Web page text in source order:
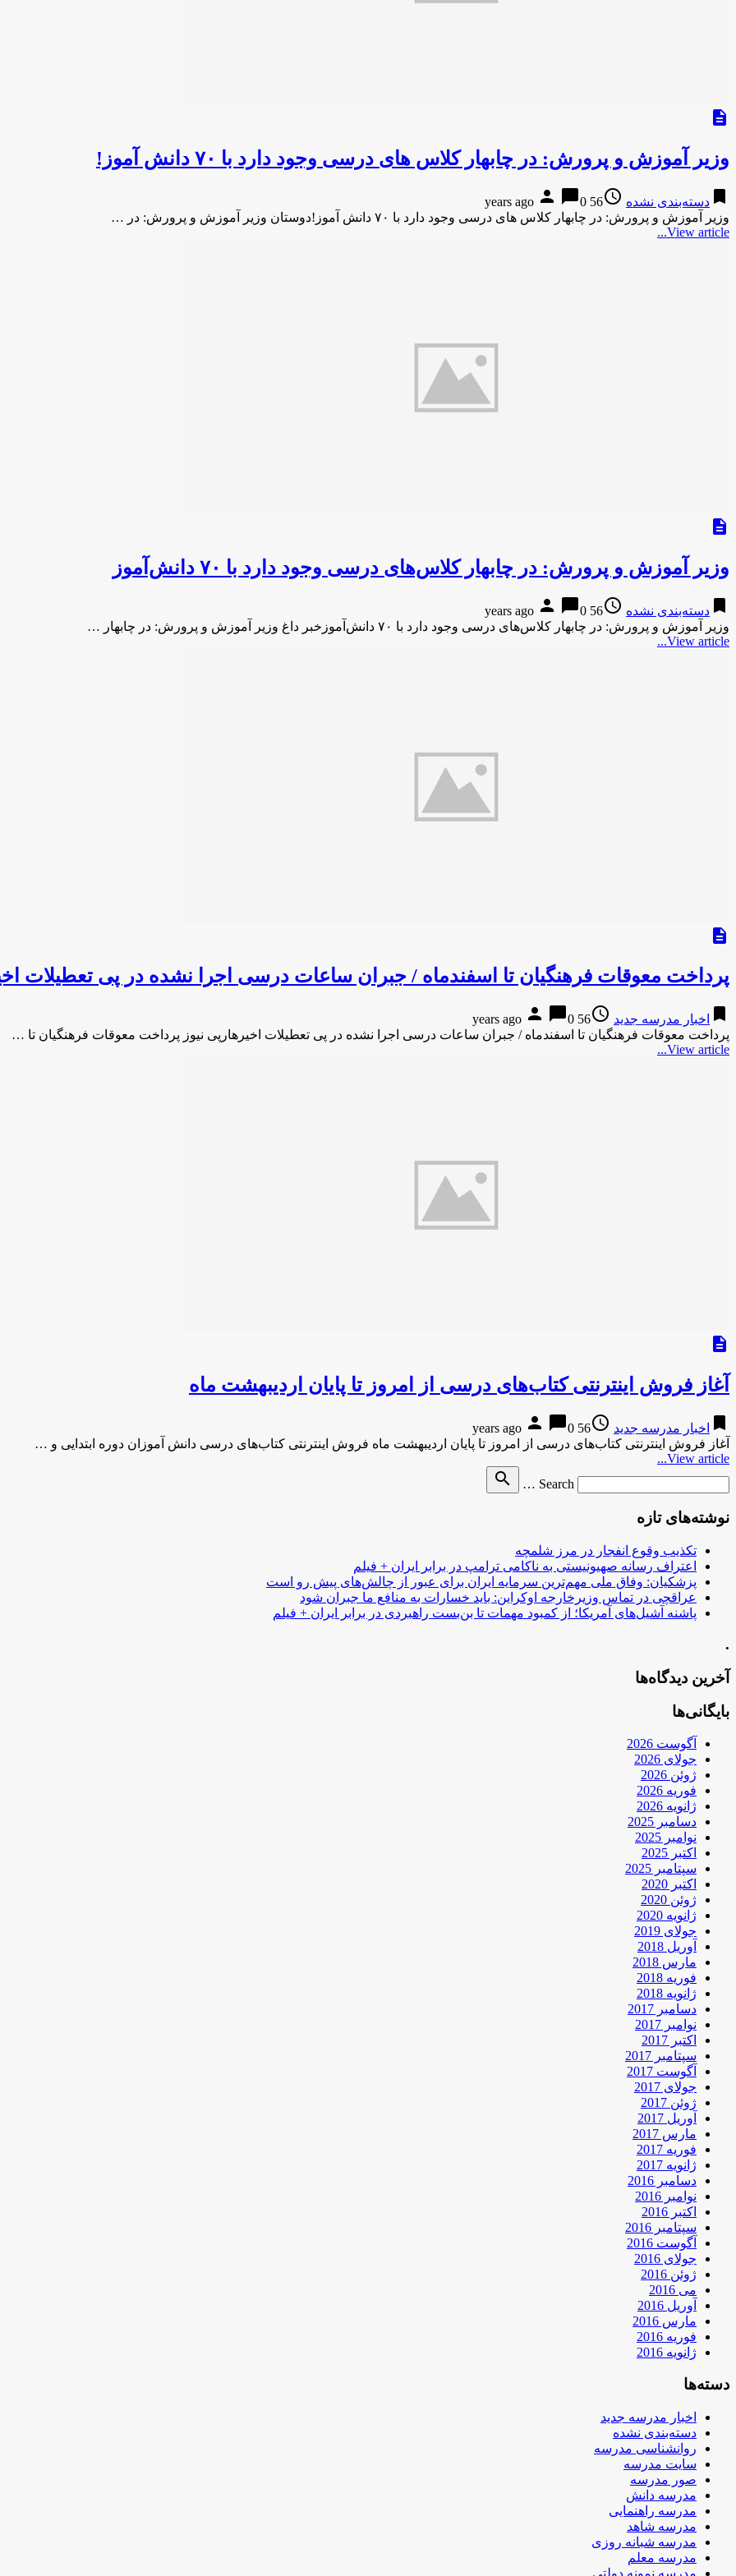
description
وزیر آموزش و پرورش: در چابهار کلاس‌ های درسی وجود دارد با ۷۰ دانش‌ آموز!
bookmark دسته‌بندی نشده access_time
56 years ago
person chat_bubble0
وزیر آموزش و پرورش: در چابهار کلاس‌ های درسی وجود دارد با ۷۰ دانش‌ آموز!دوستان وزیر آموزش و پرورش: در …
View article...
description
وزیر آموزش و پرورش: در چابهار کلاس‌های درسی وجود دارد با ۷۰ دانش‌آموز
bookmark دسته‌بندی نشده access_time
56 years ago
person chat_bubble0
وزیر آموزش و پرورش: در چابهار کلاس‌های درسی وجود دارد با ۷۰ دانش‌آموزخبر داغ وزیر آموزش و پرورش: در چابهار …
View article...
description
پرداخت معوقات فرهنگیان تا اسفندماه / جبران ساعات درسی اجرا نشده در پی تعطیلات
bookmark اخبار مدرسه جدید access_time
56 years ago
person chat_bubble0
پرداخت معوقات فرهنگیان تا اسفندماه / جبران ساعات درسی اجرا نشده در پی تعطیلات اخیرهارپی نیوز پرداخت معوقات فرهنگیان تا …
View article...
description
آغاز فروش اینترنتی کتاب‌های درسی از امروز تا پایان اردیبهشت ماه
bookmark اخبار مدرسه جدید access_time
56 years ago
person chat_bubble0
آغاز فروش اینترنتی کتاب‌های درسی از امروز تا پایان اردیبهشت ماه فروش اینترنتی کتاب‌های درسی دانش آموزان دوره ابتدایی و …
View article...
Search …
search
نوشته‌های تازه
تکذیب وقوع انفجار در مرز شلمچه
اعتراف رسانه صهیونیستی به ناکامی ترامپ در برابر ایران + فیلم
پزشکیان: وفاق ملی مهم‌ترین سرمایه ایران برای عبور از چالش‌های پیش رو است
عراقچی در تماس وزیرخارجه اوکراین: باید خسارات به منافع ما جبران شود
پاشنه آشیل‌های آمریکا؛ از کمبود مهمات تا بن‌بست راهبردی در برابر ایران + فیلم
.
آخرین دیدگاه‌ها
بایگانی‌ها
آگوست 2026
جولای 2026
ژوئن 2026
فوریه 2026
ژانویه 2026
دسامبر 2025
نوامبر 2025
اکتبر 2025
سپتامبر 2025
اکتبر 2020
ژوئن 2020
ژانویه 2020
جولای 2019
آوریل 2018
مارس 2018
فوریه 2018
ژانویه 2018
دسامبر 2017
نوامبر 2017
اکتبر 2017
سپتامبر 2017
آگوست 2017
جولای 2017
ژوئن 2017
آوریل 2017
مارس 2017
فوریه 2017
ژانویه 2017
دسامبر 2016
نوامبر 2016
اکتبر 2016
سپتامبر 2016
آگوست 2016
جولای 2016
ژوئن 2016
می 2016
آوریل 2016
مارس 2016
فوریه 2016
ژانویه 2016
دسته‌ها
اخبار مدرسه جدید
دسته‌بندی نشده
روانشناسی مدرسه
سایت مدرسه
صور مدرسه
مدرسه دانش
مدرسه راهنمایی
مدرسه شاهد
مدرسه شبانه روزی
مدرسه معلم
مدرسه نمونه دولتی